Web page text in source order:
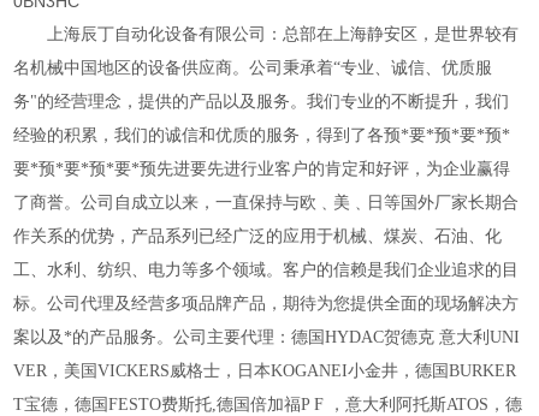
上海辰丁自动化设备有限公司：总部在上海静安区，是世界较有
名机械中国地区的设备供应商。公司秉承着“专业、诚信、优质服
务"的经营理念，提供的产品以及服务。我们专业的不断提升，我们
经验的积累，我们的诚信和优质的服务，得到 了各预*要*预*要*预*
要*预*要*预*要*预先进要先进行业客户的肯定和好评，为企业赢得
了商誉。公司自成立以来，一直保持与欧﹑美﹑日等国外厂家长期合
作关系的优势，产品系列已经广泛的应用于机械、煤炭、石油、化
工、水利、纺织、电力等多个领域。客户的信赖是我们企业追求的目
标。公司代理及经营多项品牌产品，期待为您提供全面的现场解决方
案以及*的产品服务。公司主要代理：德国HYDAC贺德克 意大利UNI
VER，美国VICKERS威格士，日本KOGANEI小金井，德国BURKER
T宝德，德国FESTO费斯托,德国倍加福P F ，意大利阿托斯ATOS，德